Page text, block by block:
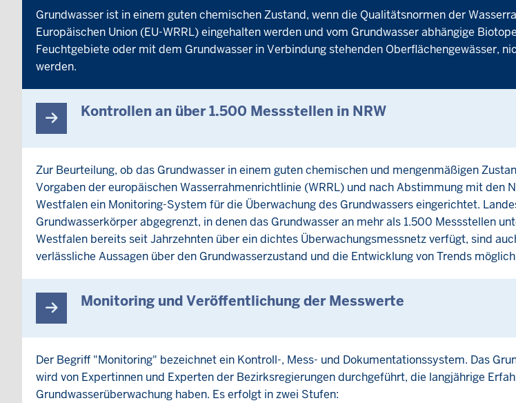
Grundwasser ist in einem guten chemischen Zustand, wenn die Qualitätsnormen der
Europäischen Union (EU-WRRL) eingehalten werden und vom Grundwasser abhängige
Feuchtgebiete oder mit dem Grundwasser in Verbindung stehenden Oberflächengewässer,
werden.
Kontrollen an über 1.500 Messstellen in NRW
Zur Beurteilung, ob das Grundwasser in einem guten chemischen und mengenmäßigen
Vorgaben der europäischen Wasserrahmenrichtlinie (WRRL) und nach Abstimmung mit den
Westfalen ein Monitoring-System für die Überwachung des Grundwassers eingerichtet.
Grundwasserkörper abgegrenzt, in denen das Grundwasser an mehr als 1.500 Messstellen
Westfalen bereits seit Jahrzehnten über ein dichtes Überwachungsmessnetz verfügt, sind
verlässliche Aussagen über den Grundwasserzustand und die Entwicklung von Trends
Monitoring und Veröffentlichung der Messwerte
Der Begriff "Monitoring" bezeichnet ein Kontroll-, Mess- und Dokumentationssystem. Das
wird von Expertinnen und Experten der Bezirksregierungen durchgeführt, die langjährige
Grundwasserüberwachung haben. Es erfolgt in zwei Stufen: